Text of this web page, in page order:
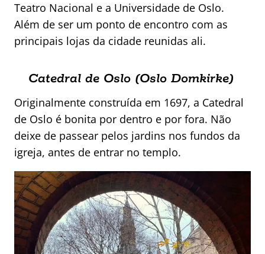
Teatro Nacional e a Universidade de Oslo.
Além de ser um ponto de encontro com as
principais lojas da cidade reunidas ali.
Catedral de Oslo (Oslo Domkirke)
Originalmente construída em 1697, a Catedral
de Oslo é bonita por dentro e por fora. Não
deixe de passear pelos jardins nos fundos da
igreja, antes de entrar no templo.